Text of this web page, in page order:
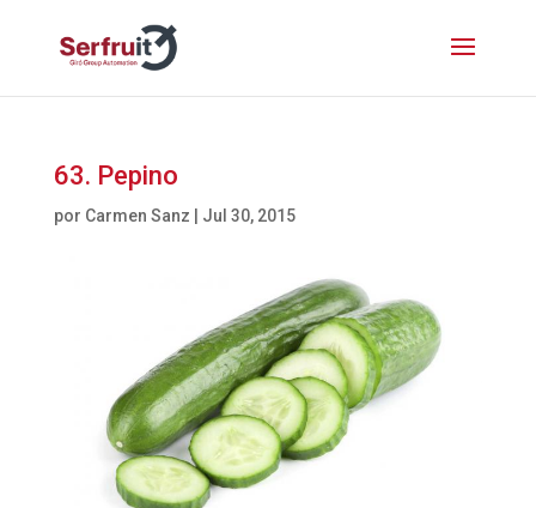
63. Pepino
por Carmen Sanz Jul 30, 2015